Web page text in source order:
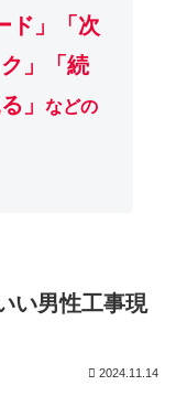
ド」
「次
」「続
」などの
い男性工事現
2024.11.14